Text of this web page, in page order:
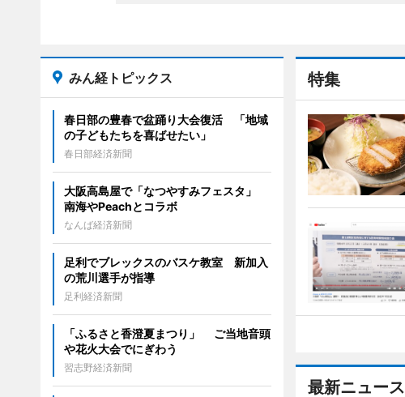
特集
最新ニュース
みん経トピックス
春日部の豊春で盆踊り大会復活 「地域
の子どもたちを喜ばせたい」
春日部経済新聞
大阪高島屋で「なつやすみフェスタ」
南海やPeachとコラボ
なんば経済新聞
足利でブレックスのバスケ教室 新加入
の荒川選手が指導
足利経済新聞
「ふるさと香澄夏まつり」 ご当地音頭
や花火大会でにぎわう
習志野経済新聞